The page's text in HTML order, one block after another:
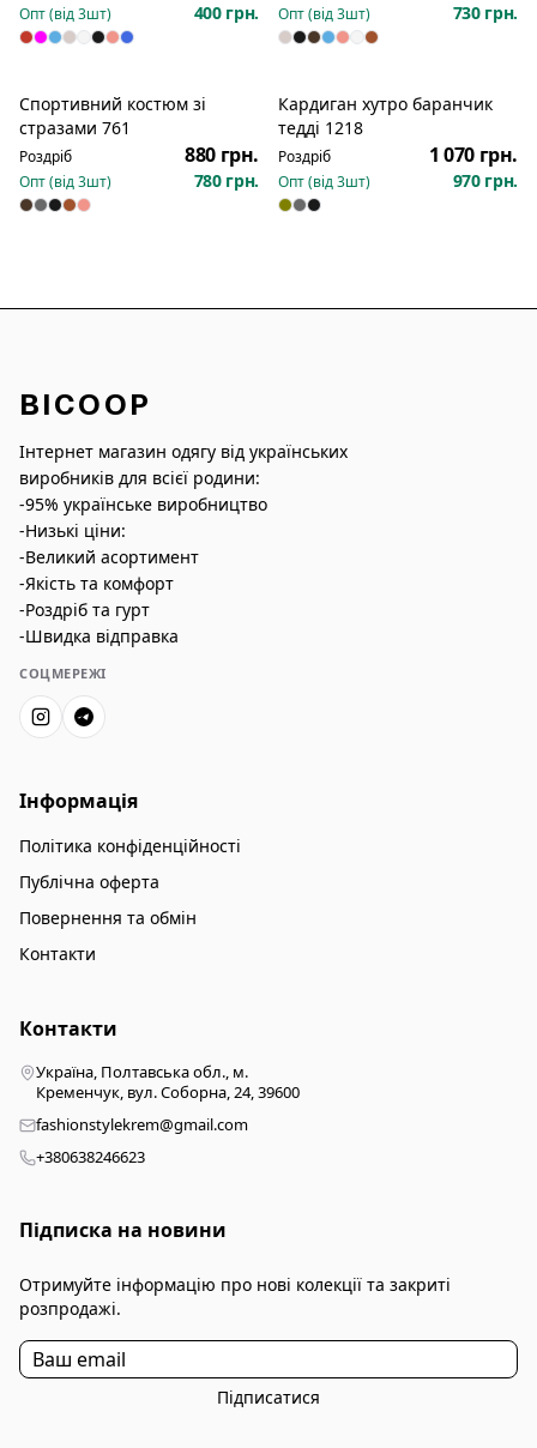
Опт (від3шт) 400 грн. Опт (від3шт) 730 грн.
Новинка
Спортивний костюм зі
стразами 761
Роздріб 880 грн.
Опт (від3шт) 780 грн.
Новинка
Кардиган хутро баранчик
тедді 1218
Роздріб 1 070 грн.
Опт (від3шт) 970 грн.
BICOOP
Інтернет магазин одягу від українських
виробників для всієї родини:
-95% українське виробництво
-Низькі ціни:
-Великий асортимент
-Якість та комфорт
-Роздріб та гурт
-Швидка відправка
СОЦМЕРЕЖІ
Інформація
Політика конфіденційності
Публічна оферта
Повернення та обмін
Контакти
Контакти
Україна, Полтавська обл., м.
Кременчук, вул. Соборна, 24, 39600
fashionstylekrem@gmail.com
+380638246623
Підписка на новини
Отримуйте інформацію про нові колекції та закриті
розпродажі.
Підписатися